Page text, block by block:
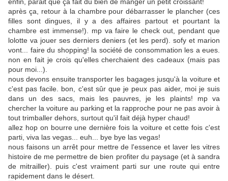
après ça, retour à la chambre pour débarrasser le plancher (ces
filles sont dingues, il y a des affaires partout et pourtant la
chambre est immense!). mp va faire le check out, pendant que
lolotte va jouer ses derniers deniers (et les perd). sofy et marion
vont... faire du shopping! la société de consommation les a eues.
non en fait je crois qu'elles cherchaient des cadeaux (mais pas
pour moi...).
nous devons ensuite transporter les bagages jusqu'à la voiture et
c'est pas facile. bon, c'est sûr que je peux pas aider, moi je suis
dans un des sacs, mais les pauvres, je les plaints! mp va
chercher la voiture au parking et la rapproche pour ne pas avoir à
tout trimballer dehors, surtout qu'il fait déjà hyper chaud!
allez hop on bourre une dernière fois la voiture et cette fois c'est
parti, viva las vegas... euh... bye bye las vegas!
nous faisons un arrêt pour mettre de l'essence et laver les vitres
histoire de me permettre de bien profiter du paysage (et à sandra
de mitrailler). puis c'est vraiment parti sur une route qui entre
rapidement dans le désert.